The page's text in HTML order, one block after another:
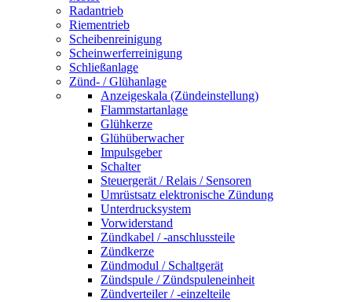
Radantrieb
Riementrieb
Scheibenreinigung
Scheinwerferreinigung
Schließanlage
Zünd- / Glühanlage
Anzeigeskala (Zündeinstellung)
Flammstartanlage
Glühkerze
Glühüberwacher
Impulsgeber
Schalter
Steuergerät / Relais / Sensoren
Umrüstsatz elektronische Zündung
Unterdrucksystem
Vorwiderstand
Zündkabel / -anschlussteile
Zündkerze
Zündmodul / Schaltgerät
Zündspule / Zündspuleneinheit
Zündverteiler / -einzelteile